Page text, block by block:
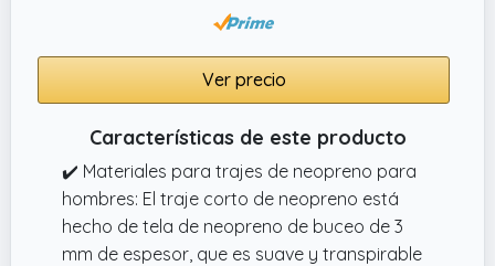
movimiento sin restricciones, calidez y
flexibilidad en todo momento.
Ver precio
Características de este producto
✔️ Materiales para trajes de neopreno para
hombres: El traje corto de neopreno está
hecho de tela de neopreno de buceo de 3
mm de espesor, que es suave y transpirable